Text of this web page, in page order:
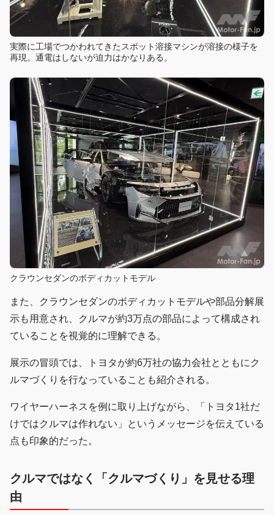
実際に工場でつかわれてきたスポット溶接マシンが溶接の様子を
再現。通電はしないが迫力はかなりある。
クラウンセダンのボディカットモデル
また、クラウンセダンのボディカットモデルや部品分解展
示も用意され、クルマが約3万点の部品によって構成され
ていることを視覚的に理解できる。
展示の冒頭では、トヨタが約6万社の協力会社とともにク
ルマづくりを行なっていることも紹介される。
ワイヤーハーネスを例に取り上げながら、「トヨタ1社だ
けではクルマは作れない」というメッセージを伝えている
点も印象的だった。
クルマではなく「クルマづくり」を見せる理
由